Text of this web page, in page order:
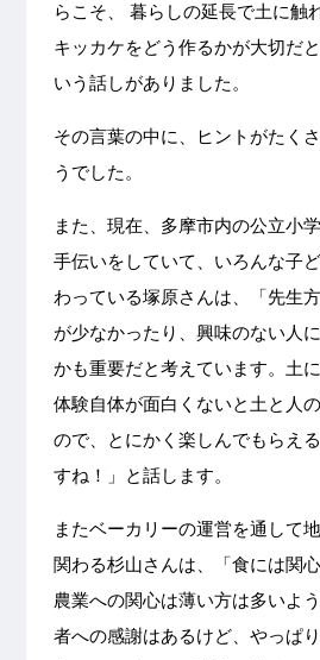
らこそ、 暮らしの延長で土に触
キッカケをどう作るかが大切だ
いう話しがありました。
その言葉の中に、ヒントがたく
うでした。
また、現在、多摩市内の公立小
手伝いをしていて、いろんな子
わっている塚原さんは、「先生
が少なかったり、興味のない人
かも重要だと考えています。土
体験自体が面白くないと土と人
ので、とにかく楽しんでもらえ
すね！」と話します。
またベーカリーの運営を通して
関わる杉山さんは、「食には関
農業への関心は薄い方は多いよ
者への感謝はあるけど、やっぱ